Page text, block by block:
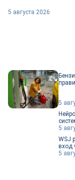
5 августа 2026
5
5
WSJ
вход
5